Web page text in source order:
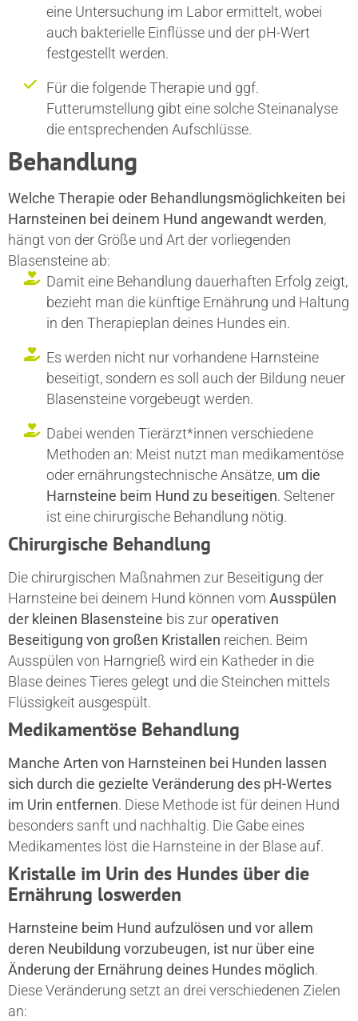
eine Untersuchung im Labor ermittelt, wobei
auch bakterielle Einflüsse und der pH-Wert
festgestellt werden.
Für die folgende Therapie und ggf.
Futterumstellung gibt eine solche Steinanalyse
die entsprechenden Aufschlüsse.
Behandlung
Welche Therapie oder Behandlungsmöglichkeiten bei
Harnsteinen bei deinem Hund angewandt werden,
hängt von der Größe und Art der vorliegenden
Blasensteine ab:
Damit eine Behandlung dauerhaften Erfolg zeigt,
bezieht man die künftige Ernährung und Haltung
in den Therapieplan deines Hundes ein.
Es werden nicht nur vorhandene Harnsteine
beseitigt, sondern es soll auch der Bildung neuer
Blasensteine vorgebeugt werden.
Dabei wenden Tierärzt*innen verschiedene
Methoden an: Meist nutzt man medikamentöse
oder ernährungstechnische Ansätze, um die
Harnsteine beim Hund zu beseitigen. Seltener
ist eine chirurgische Behandlung nötig.
Chirurgische Behandlung
Die chirurgischen Maßnahmen zur Beseitigung der
Harnsteine bei deinem Hund können vom Ausspülen
der kleinen Blasensteine bis zuroperativen
Beseitigung von großen Kristallen reichen. Beim
Ausspülen von Harngrieß wird ein Katheder in die
Blase deines Tieres gelegt und die Steinchen mittels
Flüssigkeit ausgespült.
Medikamentöse Behandlung
Manche Arten von Harnsteinen bei Hunden lassen
sich durch die gezielte Veränderung des pH-Wertes
im Urin entfernen. Diese Methode ist für deinen Hund
besonders sanft und nachhaltig. Die Gabe eines
Medikamentes löst die Harnsteine in der Blase auf.
Kristalle im Urin des Hundes über die
Ernährung loswerden
Harnsteine beim Hund aufzulösen und vor allem
deren Neubildung vorzubeugen, ist nur über eine
Änderung der Ernährung deines Hundes möglich.
Diese Veränderung setzt an drei verschiedenen Zielen
an: